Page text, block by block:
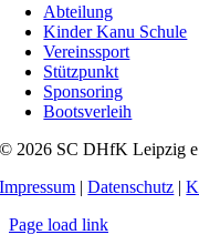
Abteilung
Kinder Kanu Schule
Vereinssport
Stützpunkt
Sponsoring
Bootsverleih
© 2026 SC DHfK Leipzig
Impressum |Datenschutz |
Page load link